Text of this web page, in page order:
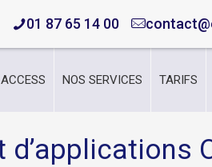
01 87 65 14 00
NOS SERVICES TARIFS